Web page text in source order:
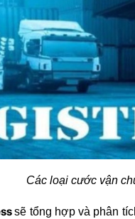
Các loại cước vận
sẽ tổng hợp và phân